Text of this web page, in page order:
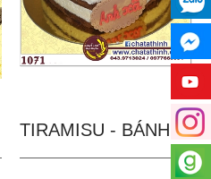
TIRAMISU - BÁNH TẶNG...